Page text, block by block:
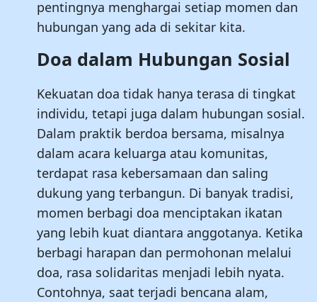
pentingnya menghargai setiap momen dan
hubungan yang ada di sekitar kita.
Doa dalam Hubungan Sosial
Kekuatan doa tidak hanya terasa di tingkat
individu, tetapi juga dalam hubungan sosial.
Dalam praktik berdoa bersama, misalnya
dalam acara keluarga atau komunitas,
terdapat rasa kebersamaan dan saling
dukung yang terbangun. Di banyak tradisi,
momen berbagi doa menciptakan ikatan
yang lebih kuat diantara anggotanya. Ketika
berbagi harapan dan permohonan melalui
doa, rasa solidaritas menjadi lebih nyata.
Contohnya, saat terjadi bencana alam,